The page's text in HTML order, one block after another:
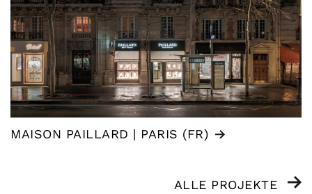
MAISON PAILLARD | PARIS (FR)
ALLE PROJEKTE